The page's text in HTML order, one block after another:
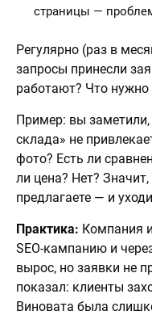
страницы —
Регулярно (раз в
запросы принесли
работают? Что нужно
Пример: вы заметили,
склада» не
фото? Есть ли
ли цена? Нет?
предлагаете — и
Практика: Компания
SEO-кампанию и
вырос, но заявки не
показал: клиенты
Виновата была